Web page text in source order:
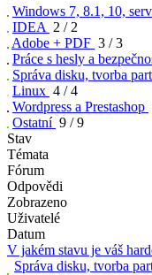
Windows 7, 8.1, 10,
IDEA 2 / 2
Adobe + PDF 3 / 3
Práce s hesly a
Správa disku, tvorba
Linux 4 / 4
Wordpress a Prestashop
Ostatní 9 / 9
Stav
Témata
Fórum
Odpovědi
Zobrazeno
Uživatelé
Datum
V jakém stavu je váš
Správa disku, tvorba